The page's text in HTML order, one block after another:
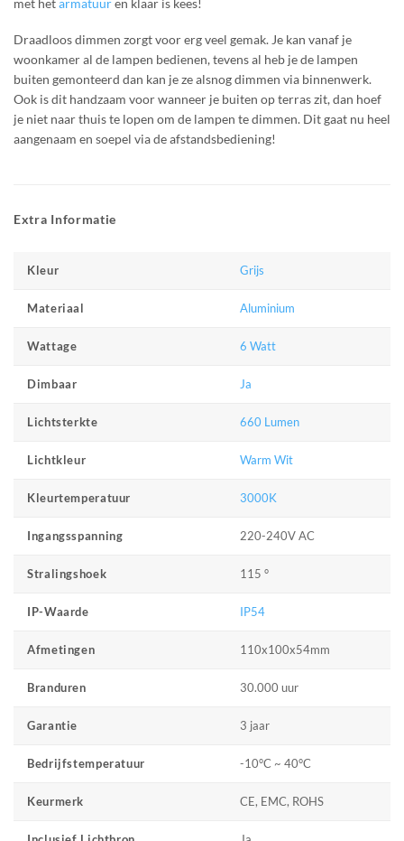
Draadloos dimmen zorgt voor erg veel gemak. Je kan vanaf je
woonkamer al de lampen bedienen, tevens al heb je de lampen
buiten gemonteerd dan kan je ze alsnog dimmen via binnenwerk.
Ook is dit handzaam voor wanneer je buiten op terras zit, dan hoef
je niet naar thuis te lopen om de lampen te dimmen. Dit gaat nu heel
aangenaam en soepel via de afstandsbediening!
Extra Informatie
Kleur Grijs
Materiaal Aluminium
Wattage 6 Watt
Dimbaar Ja
Lichtsterkte 660 Lumen
Lichtkleur Warm Wit
Kleurtemperatuur 3000K
Ingangsspanning 220-240V AC
Stralingshoek 115 °
IP-Waarde IP54
Afmetingen 110x100x54mm
Branduren 30.000 uur
Garantie 3 jaar
Bedrijfstemperatuur -10°C ~ 40°C
Keurmerk CE, EMC, ROHS